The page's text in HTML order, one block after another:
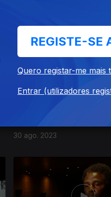
27 set. 2023
30 ago. 2023
REGISTE-SE
Quero registar-me mais
Entrar (utilizadores